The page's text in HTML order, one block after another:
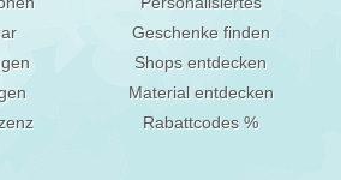
Geschenke finden
Shops entdecken
Material entdecken
Rabattcodes %